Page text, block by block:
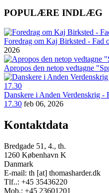
POPULÆRE INDLÆG
Foredrag om Kaj Birksted - Fad
2026
Apropos den netop vedtagne
Danskere i Anden Verdenskrig -
17.30 feb 06, 2026
Kontaktdata
Bredgade 51, 4., th.
1260 København K
Danmark
E-mail: th [at] thomasharder.dk
Tlf..: +45 35436220
Mob.: +45 23601201